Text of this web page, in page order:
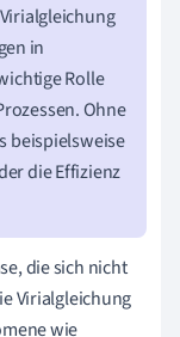
in
Rolle
Ohne
beispielsweise
die Effizienz
die sich nicht
Virialgleichung
wie